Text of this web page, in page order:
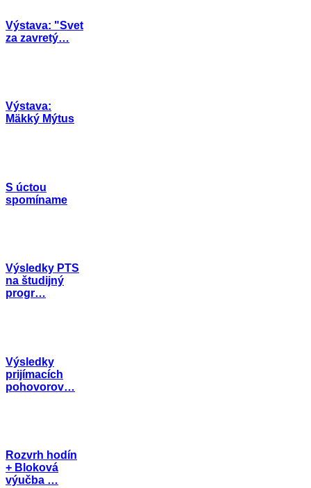
Výstava: "Svet
za zavretý…
Výstava:
Mäkký Mýtus
S úctou
spomíname
Výsledky PTS
na študijný
progr…
Výsledky
prijímacích
pohovorov…
Rozvrh hodín
+ Bloková
výučba …